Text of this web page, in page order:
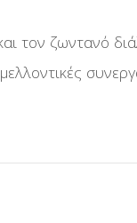
τον ζωντανό